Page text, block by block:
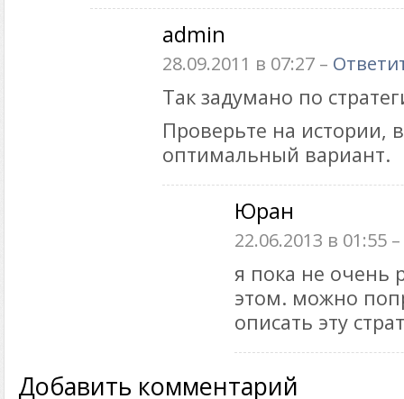
admin
28.09.2011 в 07:27 –
Так задумано по
Проверьте на истории,
оптимальный вариант.
Юран
22.06.2013 в 01:55 –
я пока не очень
этом. можно
описать эту
Добавить комментарий